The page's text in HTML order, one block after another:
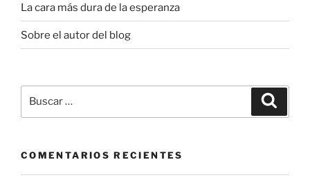
La cara más dura de la esperanza
Sobre el autor del blog
por:
COMENTARIOS RECIENTES